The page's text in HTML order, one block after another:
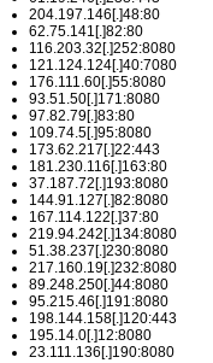
204.197.146[.]48:80
62.75.141[.]82:80
116.203.32[.]252:8080
121.124.124[.]40:7080
176.111.60[.]55:8080
93.51.50[.]171:8080
97.82.79[.]83:80
109.74.5[.]95:8080
173.62.217[.]22:443
181.230.116[.]163:80
37.187.72[.]193:8080
144.91.127[.]82:8080
167.114.122[.]37:80
219.94.242[.]134:8080
51.38.237[.]230:8080
217.160.19[.]232:8080
89.248.250[.]44:8080
95.215.46[.]191:8080
198.144.158[.]120:443
195.14.0[.]12:8080
23.111.136[.]190:8080